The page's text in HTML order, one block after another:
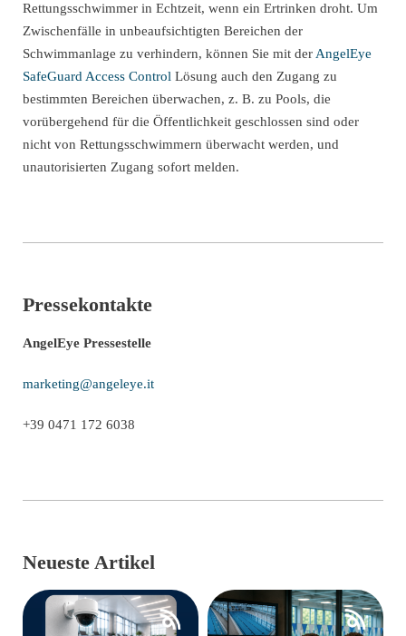
Rettungsschwimmer in Echtzeit, wenn ein Ertrinken droht. Um
Zwischenfälle in unbeaufsichtigten Bereichen der
Schwimmanlage zu verhindern, können Sie mit derAngelEye
SafeGuard Access Control Lösung auch den Zugang zu
bestimmten Bereichen überwachen, z. B. zu Pools, die
vorübergehend für die Öffentlichkeit geschlossen sind oder
nicht von Rettungsschwimmern überwacht werden, und
unautorisierten Zugang sofort melden.
Pressekontakte
AngelEye Pressestelle
marketing@angeleye.it
+39 0471 172 6038
Neueste Artikel